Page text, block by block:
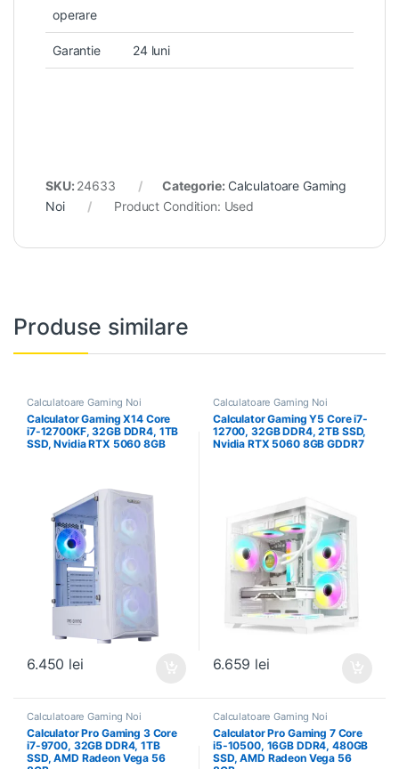
operare
Garantie 24 luni
SKU: 24633 Categorie: Calculatoare Gaming
Noi
Product Condition: Used
Produse similare
Calculatoare Gaming Noi
Calculator Gaming X14 Core
i7-12700KF, 32GB DDR4, 1TB
SSD, Nvidia RTX 5060 8GB
6.450 lei
Calculatoare Gaming Noi
Calculator Gaming Y5 Core i7-
12700, 32GB DDR4, 2TB SSD,
Nvidia RTX 5060 8GB GDDR7
6.659 lei
Calculatoare Gaming Noi
Calculator Pro Gaming 3 Core
i7-9700, 32GB DDR4, 1TB
SSD, AMD Radeon Vega 56
Calculatoare Gaming Noi
Calculator Pro Gaming 7 Core
i5-10500, 16GB DDR4, 480GB
SSD, AMD Radeon Vega 56